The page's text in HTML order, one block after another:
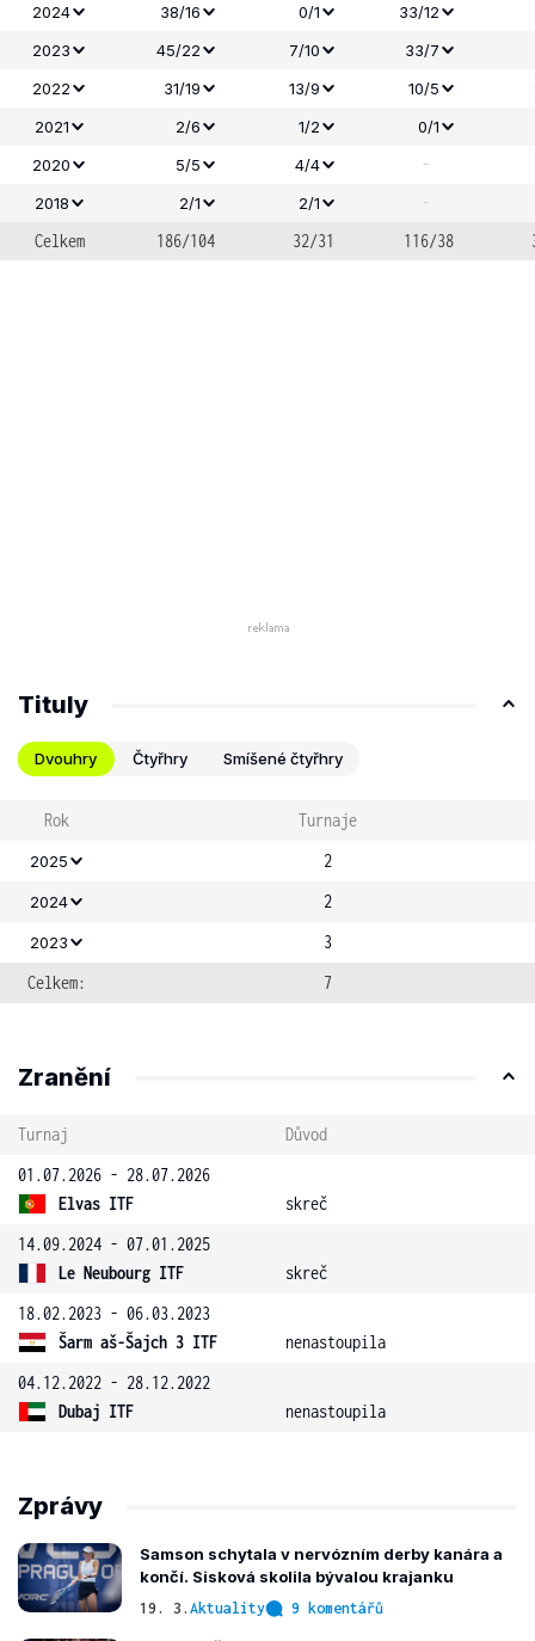
2024
38/16 0/1 33/12
2023
45/22 7/10 33/7
2022
31/19 13/9 10/5
2021
2/6 1/2
0/1
2020
5/5 4/4 -
2018 2/1 2/1
-
Celkem
186/104 32/31 116/38
Tituly
Dvouhry Čtyřhry Smíšené čtyřhry
Rok Turnaje
2025 2
2024 2
2023
3
Celkem:
7
Zranění
Turnaj
Důvod
01.07.2026 - 28.07.2026
Elvas ITF
skreč
14.09.2024 - 07.01.2025
Le Neubourg ITF
skreč
18.02.2023 - 06.03.2023
Šarm aš-Šajch 3 ITF
nenastoupila
04.12.2022 - 28.12.2022
Dubaj ITF
nenastoupila
Zprávy
Samson schytala v nervózním derby kanára a
končí. Sisková skolila bývalou krajanku
19. 3. Aktuality 9 komentářů